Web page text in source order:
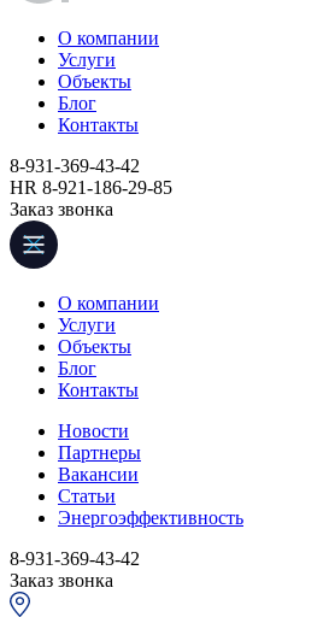
О компании
Услуги
Объекты
Блог
Контакты
8-931-369-43-42
HR 8-921-186-29-85
Заказ звонка
О компании
Услуги
Объекты
Блог
Контакты
Новости
Партнеры
Вакансии
Статьи
Энергоэффективность
8-931-369-43-42
Заказ звонка